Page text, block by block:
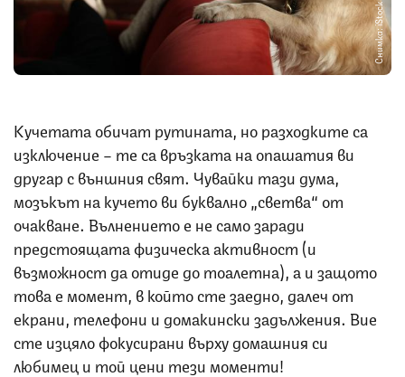
Снимка: iStock
Кучетата обичат рутината, но разходките са
изключение – те са връзката на опашатия ви
другар с външния свят. Чувайки тази дума,
мозъкът на кучето ви буквално „светва“ от
очакване. Вълнението е не само заради
предстоящата физическа активност (и
възможност да отиде до тоалетна), а и защото
това е момент, в който сте заедно, далеч от
екрани, телефони и домакински задължения. Вие
сте изцяло фокусирани върху домашния си
любимец и той цени тези моменти!